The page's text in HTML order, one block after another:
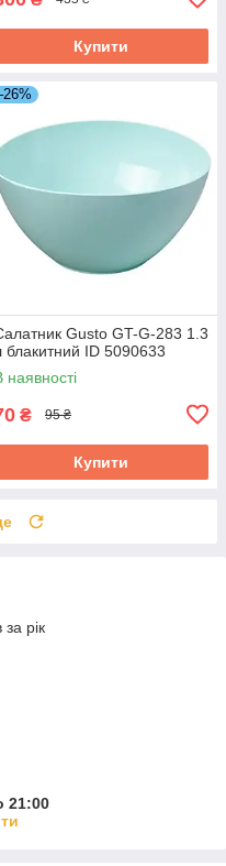
Купити
Gusto GT-G-283 1.3
блакитний ID 5090633
наявності
₴ 95 ₴
Купити
рік
21:00